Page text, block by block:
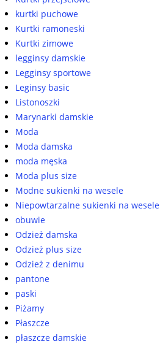
kurtki puchowe
Kurtki ramoneski
Kurtki zimowe
legginsy damskie
Legginsy sportowe
Leginsy basic
Listonoszki
Marynarki damskie
Moda
Moda damska
moda męska
Moda plus size
Modne sukienki na wesele
Niepowtarzalne sukienki na wesele
obuwie
Odzież damska
Odzież plus size
Odzież z denimu
pantone
paski
Piżamy
Płaszcze
płaszcze damskie